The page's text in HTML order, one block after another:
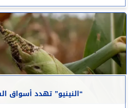
“النينيو” تهدد أسواق